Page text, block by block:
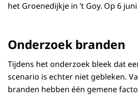
het Groenedijkje in ’t Goy. Op 6
Onderzoek branden
Tijdens het onderzoek bleek dat
scenario is echter niet gebleken.
branden hebben één gemene